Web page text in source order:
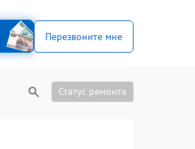
Перезвоните мне
Статус ремонта